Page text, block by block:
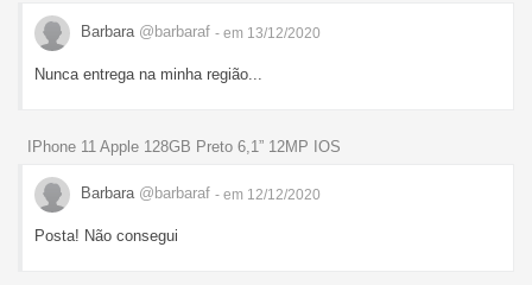
Barbara @barbaraf - em 13/12/2020
Nunca entrega na minha região...
IPhone 11 Apple 128GB Preto 6,1” 12MP IOS
Barbara @barbaraf - em 12/12/2020
Posta! Não consegui